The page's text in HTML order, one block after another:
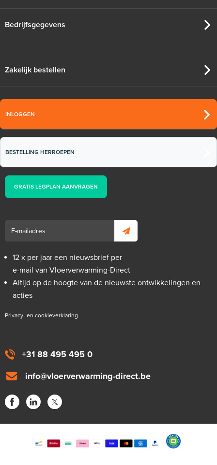
+31 88 495 495 0
info@vloerverwarming-direct.be
Bedrijfsgegevens
Zakelijk bestellen
INLOGGEN
BESTELLING HERROEPEN
GRATIS LEGPLAN AANVRAGEN
12 x per jaar een nieuwsbrief per
e-mail van Vloerverwarming-Direct
Altijd op de hoogte van de nieuwste ontwikkelingen en
acties
Privacy- en cookieverklaring